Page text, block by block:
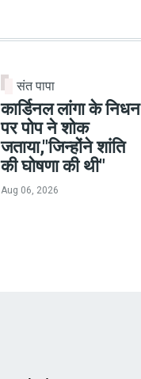
संत पापा
कार्डिनल लांगा के निधन
पर पोप ने शोक
जताया,"जिन्होंने शांति
की घोषणा की थी"
Aug 06, 2026